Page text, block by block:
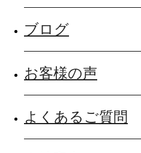
ブログ
お客様の声
よくあるご質問